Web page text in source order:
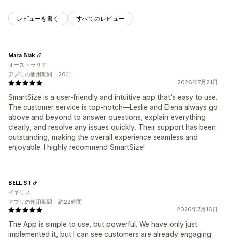
レビューを書く すべてのレビュー
2026年7月21日
SmartSize is a user-friendly and intuitive app that's easy to use.
The customer service is top-notch—Leslie and Elena always go
above and beyond to answer questions, explain everything
clearly, and resolve any issues quickly. Their support has been
outstanding, making the overall experience seamless and
enjoyable. I highly recommend SmartSize!
Mara Blak
オーストラリア
アプリの使用期間：20日
2026年7月16日
The App is simple to use, but powerful. We have only just
implemented it, but I can see customers are already engaging
BELL ST
イギリス
アプリの使用期間：約22時間